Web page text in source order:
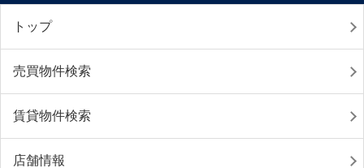
トップ
売買物件検索
賃貸物件検索
店舗情報